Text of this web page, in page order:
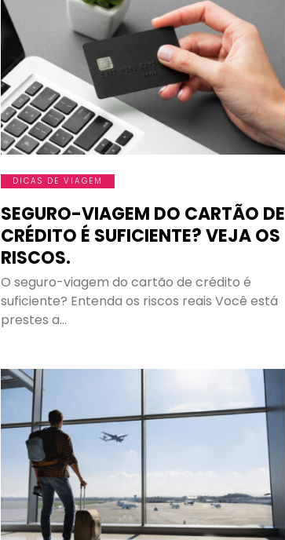
DICAS DE VIAGEM
SEGURO-VIAGEM DO CARTÃO DE
CRÉDITO É SUFICIENTE? VEJA OS
RISCOS.
O seguro-viagem do cartão de crédito é
suficiente? Entenda os riscos reais Você está
prestes a…